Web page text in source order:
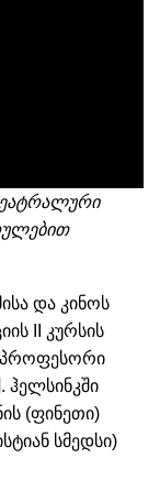
და კინოს
II კურსის
პროფესორი
ჰელსინკში
(ფინეთი)
სმედსი)
მედიისა და